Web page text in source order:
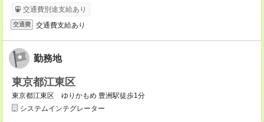
交通費別途支給あり
交通費 交通費支給あり
勤務地
東京都江東区
東京都江東区 ゆりかもめ 豊洲駅徒歩1分
システムインテグレーター